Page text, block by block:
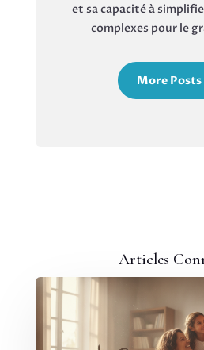
et sa capacité à
complexes pour le
More Posts
Articles